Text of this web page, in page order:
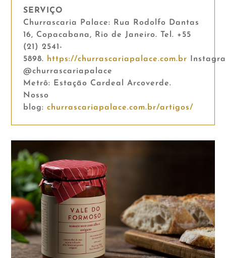
SERVIÇO
Churrascaria Palace: Rua Rodolfo Dantas
16, Copacabana, Rio de Janeiro. Tel. +55
(21) 2541-
5898.
https://churrascariapalace.com.br
@churrascariapalace
Metrô: Estação Cardeal Arcoverde.
Nosso
blog: churrascariapalace.com.br/artigos/